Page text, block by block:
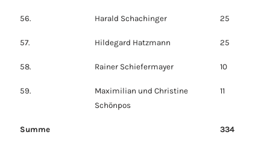
56. Harald Schachinger 25
57. Hildegard Hatzmann 25
58. Rainer Schiefermayer 10
59.
Maximilian und Christine
Schönpos
11
Summe 334